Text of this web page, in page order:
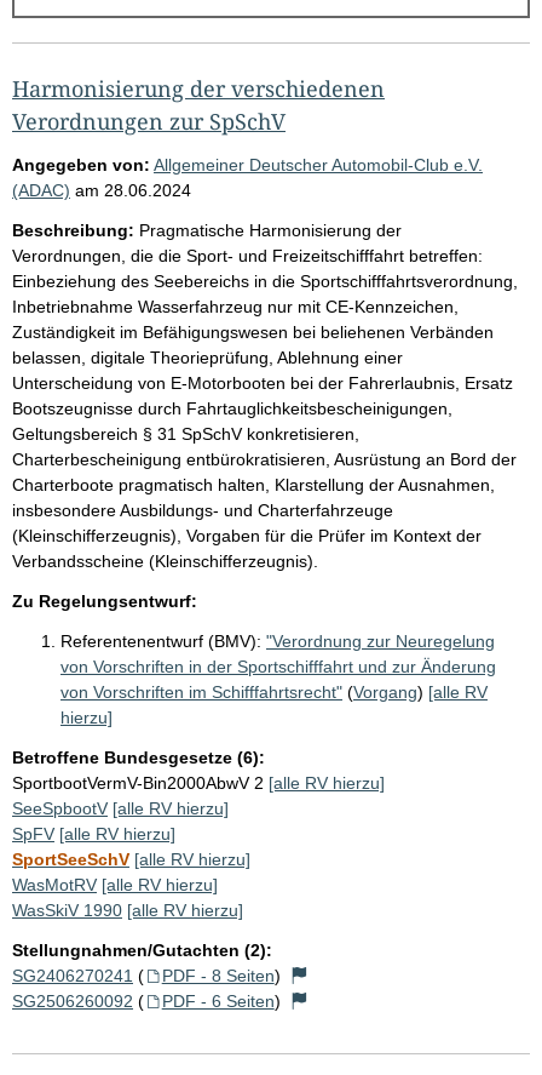
g
e
b
n
i
s
s
e
p
r
o
S
e
i
t
e
Harmonisierung der verschiedenen
Verordnungen zur SpSchV
Angegeben von: Allgemeiner Deutscher Automobil-Club e.V.
(ADAC) am 28.06.2024
Beschreibung: Pragmatische Harmonisierung der
Verordnungen, die die Sport- und Freizeitschifffahrt betreffen:
Einbeziehung des Seebereichs in die Sportschifffahrtsverordnung,
Inbetriebnahme Wasserfahrzeug nur mit CE-Kennzeichen,
Zuständigkeit im Befähigungswesen bei beliehenen Verbänden
belassen, digitale Theorieprüfung, Ablehnung einer
Unterscheidung von E-Motorbooten bei der Fahrerlaubnis, Ersatz
Bootszeugnisse durch Fahrtauglichkeitsbescheinigungen,
Geltungsbereich § 31 SpSchV konkretisieren,
Charterbescheinigung entbürokratisieren, Ausrüstung an Bord der
Charterboote pragmatisch halten, Klarstellung der Ausnahmen,
insbesondere Ausbildungs- und Charterfahrzeuge
(Kleinschifferzeugnis), Vorgaben für die Prüfer im Kontext der
Verbandsscheine (Kleinschifferzeugnis).
Zu Regelungsentwurf:
Referentenentwurf (BMV): "Verordnung zur Neuregelung
von Vorschriften in der Sportschifffahrt und zur Änderung
von Vorschriften im Schifffahrtsrecht" (Vorgang) [alle RV
hierzu]
Betroffene Bundesgesetze (6):
SportbootVermV-Bin2000AbwV 2 [alle RV hierzu]
SeeSpbootV [alle RV hierzu]
SpFV [alle RV hierzu]
SportSeeSchV [alle RV hierzu]
WasMotRV [alle RV hierzu]
WasSkiV 1990 [alle RV hierzu]
Stellungnahmen/Gutachten (2):
SG2406270241 ( PDF - 8 Seiten)
SG2506260092 ( PDF - 6 Seiten)